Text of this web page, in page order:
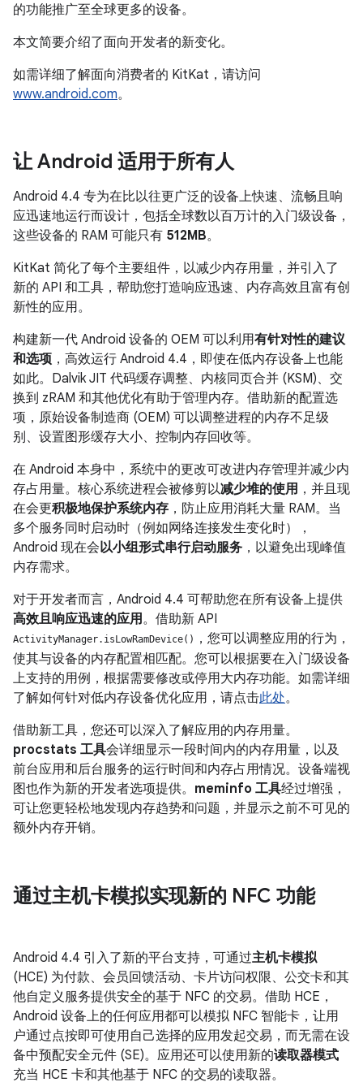
的功能推广至全球更多的设备。
本文简要介绍了面向开发者的新变化。
如需详细了解面向消费者的 KitKat，请访问
www.android.com。
让 Android 适用于所有人
Android 4.4 专为在比以往更广泛的设备上快速、流畅且响
应迅速地运行而设计，包括全球数以百万计的入门级设备，
这些设备的 RAM 可能只有 512MB。
KitKat 简化了每个主要组件，以减少内存用量，并引入了
新的 API 和工具，帮助您打造响应迅速、内存高效且富有创
新性的应用。
构建新一代 Android 设备的 OEM 可以利用有针对性的建议
和选项 ，高效运行 Android 4.4 ，即使在低内存设备上也能
如此。Dalvik JIT 代码缓存调整、内核同页合并 (KSM)、交
换到 zRAM 和其他优化有助于管理内存。借助新的配置选
项，原始设备制造商 (OEM) 可以调整进程的内存不足级
别、设置图形缓存大小、控制内存回收等。
在 Android 本身中，系统中的更改可改进内存管理并减少内
存占用量。核心系统进程会被修剪以减少堆的使用 ，并且现
在会更积极地保护系统内存 ，防止应用消耗大量 RAM。当
多个服务同时启动时（例如网络连接发生变化时），
Android 现在会以小组形式串行启动服务 ，以避免出现峰值
内存需求。
对于开发者而言， Android 4.4 可帮助您在所有设备上提供
高效且响应迅速的应用 。借助新 API
ActivityManager.isLowRamDevice()
，您可以调整应用的行为，
使其与设备的内存配置相匹配。您可以根据要在入门级设备
上支持的用例，根据需要修改或停用大内存功能。如需详细
了解如何针对低内存设备优化应用，请点击此处。
借助新工具，您还可以深入了解应用的内存用量。
procstats 工具会详细显示一段时间内的内存用量，以及
前台应用和后台服务的运行时间和内存占用情况。设备端视
图也作为新的开发者选项提供。 meminfo 工具经过增强，
可让您更轻松地发现内存趋势和问题，并显示之前不可见的
额外内存开销。
通过主机卡模拟实现新的 NFC 功能
Android 4.4 引入了新的平台支持，可通过主机卡模拟
(HCE) 为付款、会员回馈活动、卡片访问权限、公交卡和其
他自定义服务提供安全的基于 NFC 的交易。借助 HCE，
Android 设备上的任何应用都可以模拟 NFC 智能卡，让用
户通过点按即可使用自己选择的应用发起交易，而无需在设
备中预配安全元件 (SE)。应用还可以使用新的读取器模式
充当 HCE 卡和其他基于 NFC 的交易的读取器。